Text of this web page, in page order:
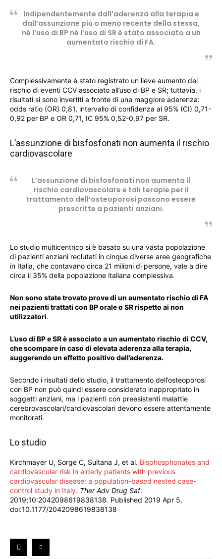
Indipendentemente dall’aderenza alla terapia e
dall’assunzione più o meno recente della stessa,
né l’uso di BP né l’uso di SR è stato associato a un
aumentato rischio di FA.
Complessivamente è stato registrato un lieve aumento del
rischio di eventi CCV associato all’uso di BP e SR; tuttavia, i
risultati si sono invertiti a fronte di una maggiore aderenza:
odds ratio (OR) 0,81, intervallo di confidenza al 95% (CI) 0,71-
0,92 per BP e OR 0,71, IC 95% 0,52-0,97 per SR.
L’assunzione di bisfosfonati non aumenta il rischio
cardiovascolare
L’assunzione di bisfosfonati non aumenta il
rischio cardiovascolare e tali terapie per il
trattamento dell’osteoporosi possono essere
prescritte a pazienti anziani.
Lo studio multicentrico si è basato su una vasta popolazione
di pazienti anziani reclutati in cinque diverse aree geografiche
in Italia, che contavano circa 21 milioni di persone, vale a dire
circa il 35% della popolazione italiana complessiva.
Non sono state trovato prove di un aumentato rischio di FA
nei pazienti trattati con BP orale o SR rispetto ai non
utilizzatori.
L’uso di BP e SR è associato a un aumentato rischio di CCV,
che scompare in caso di elevata aderenza alla terapia,
suggerendo un effetto positivo dell’aderenza.
Secondo i risultati dello studio, il trattamento dell’osteoporosi
con BP non può quindi essere considerato inappropriato in
soggetti anziani, ma i pazienti con preesistenti malattie
cerebrovascolari/cardiovascolari devono essere attentamente
monitorati.
Lo studio
Kirchmayer U, Sorge C, Sultana J, et al. Bisphosphonates and
cardiovascular risk in elderly patients with previous
cardiovascular disease: a population-based nested case-
control study in Italy. Ther Adv Drug Saf.
2019;10:2042098619838138. Published 2019 Apr 5.
doi:10.1177/2042098619838138